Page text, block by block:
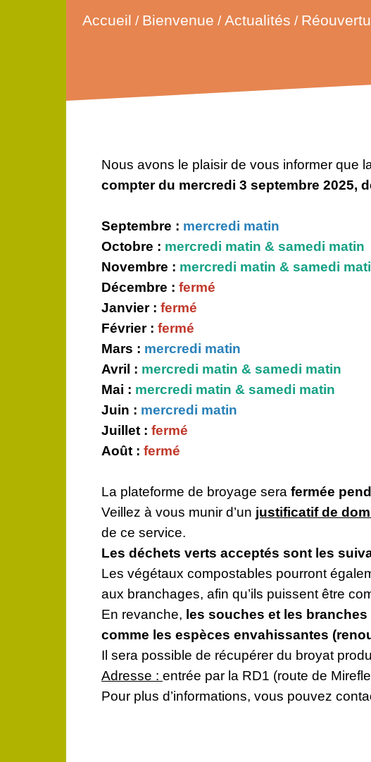
Accueil / Bienvenue /Actualités /
Nous avons le plaisir de vous informer que
compter du mercredi 3 septembre 2025,
Septembre : mercredi matin
Octobre : mercredi matin & samedi matin
Novembre : mercredi matin & samedi
Décembre : fermé
Janvier :fermé
Février : fermé
Mars : mercredi matin
Avril : mercredi matin & samedi matin
Mai : mercredi matin & samedi matin
Juin : mercredi matin
Juillet : fermé
Août : fermé
La plateforme de broyage serafermée
Veillez à vous munir d’un justificatif de
de ce service.
Les déchets verts acceptés sont les
Les végétaux compostables pourront
aux branchages, afin qu’ils puissent être
En revanche, les souches et les
comme les espèces envahissantes
Il sera possible de récupérer du broyat
Adresse :entrée par la RD1 (route de
Pour plus d’informations, vous pouvez